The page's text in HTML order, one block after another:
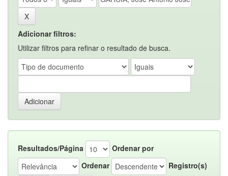
Adicionar filtros:
Utilizar filtros para refinar o resultado de busca.
Resultados/Página
Ordenar por
Ordenar
Registro(s)